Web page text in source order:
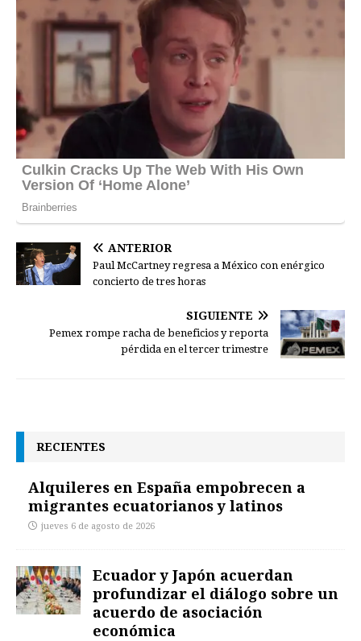
ANTERIOR
Paul McCartney regresa a México con enérgico
concierto de tres horas
SIGUIENTE
Pemex rompe racha de beneficios y reporta
pérdida en el tercer trimestre
RECIENTES
Alquileres en España empobrecen a
migrantes ecuatorianos y latinos
jueves 6 de agosto de 2026
Ecuador y Japón acuerdan
profundizar el diálogo sobre un
acuerdo de asociación
económica